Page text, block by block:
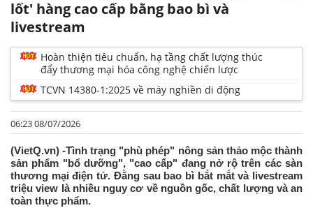
lốt' hàng cao cấp bằng bao bì và
livestream
Hoàn thiện tiêu chuẩn, hạ tầng chất lượng thúc
đẩy thương mại hóa công nghệ chiến lược
TCVN 14380-1:2025 về máy nghiền di động
06:23 08/07/2026
(VietQ.vn) -Tình trạng "phù phép" nông sản thảo mộc thành
sản phẩm "bổ dưỡng", "cao cấp" đang nở rộ trên các sàn
thương mại điện tử. Đằng sau bao bì bắt mắt và livestream
triệu view là nhiều nguy cơ về nguồn gốc, chất lượng và an
toàn thực phẩm.